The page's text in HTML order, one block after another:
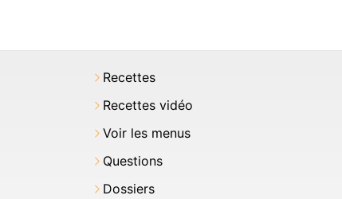
Recettes
Recettes vidéo
Voir les menus
Questions
Dossiers